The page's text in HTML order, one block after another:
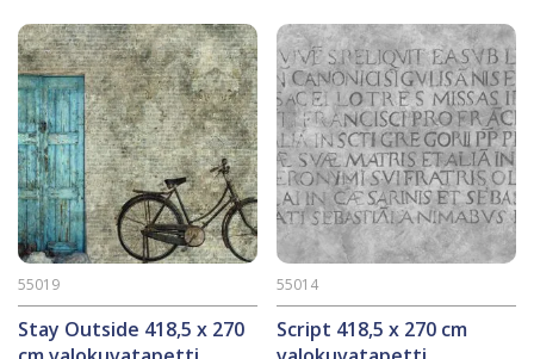
Stay Outside 418,5 x 270
55019
Script 418,5 x 270 cm
55014